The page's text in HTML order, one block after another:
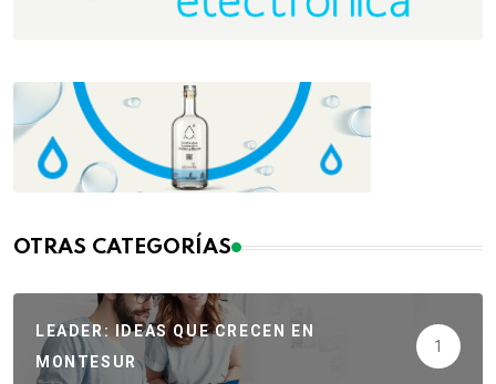
OTRAS CATEGORÍAS
LEADER: IDEAS QUE CRECEN EN
MONTESUR
1